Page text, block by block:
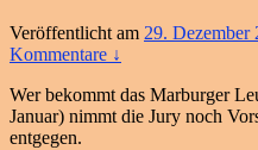
Veröffentlicht am 29. Dezember
Kommentare ↓
Wer bekommt das Marburger
Januar) nimmt die Jury noch
entgegen.